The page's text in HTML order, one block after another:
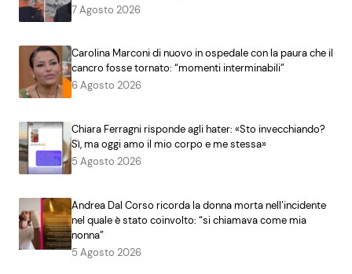
7 Agosto 2026
Carolina Marconi di nuovo in ospedale con la paura che il
cancro fosse tornato: “momenti interminabili”
6 Agosto 2026
Chiara Ferragni risponde agli hater: «Sto invecchiando?
Sì, ma oggi amo il mio corpo e me stessa»
5 Agosto 2026
Andrea Dal Corso ricorda la donna morta nell’incidente
nel quale è stato coinvolto: “si chiamava come mia
nonna”
5 Agosto 2026